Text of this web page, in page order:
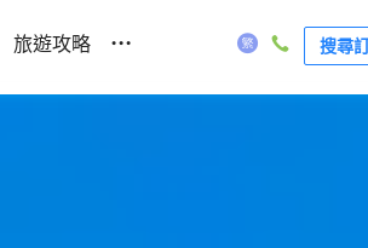
旅遊攻略 ... 搜尋